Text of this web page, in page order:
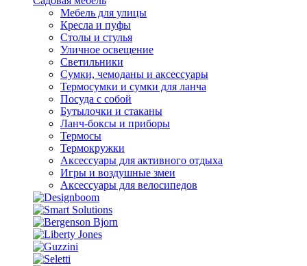
Мебель для улицы
Кресла и пуфы
Столы и стулья
Уличное освещение
Светильники
Сумки, чемоданы и аксессуары
Термосумки и сумки для ланча
Посуда с собой
Бутылочки и стаканы
Ланч-боксы и приборы
Термосы
Термокружки
Аксессуары для активного отдыха
Игры и воздушные змеи
Аксессуары для велосипедов